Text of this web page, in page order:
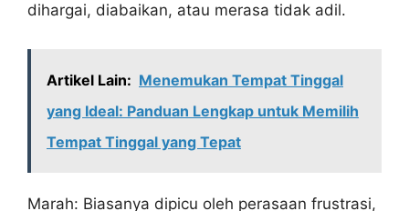
dihargai, diabaikan, atau merasa tidak adil.
Artikel Lain: Menemukan Tempat Tinggal
yang Ideal: Panduan Lengkap untuk Memilih
Tempat Tinggal yang Tepat
Marah: Biasanya dipicu oleh perasaan frustrasi,